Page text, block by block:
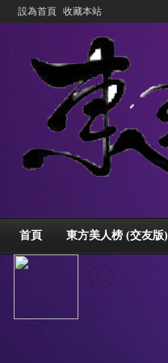
設為首頁 收藏本站
首頁 東方美人榜 (交友版)